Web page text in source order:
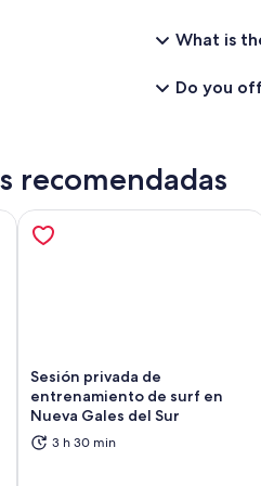
What is
Do you
recomendadas
nueva pestaña
Sesión privada de
entrenamiento de surf en
Nueva Gales del Sur
3 h 30 min
Se abrirá en